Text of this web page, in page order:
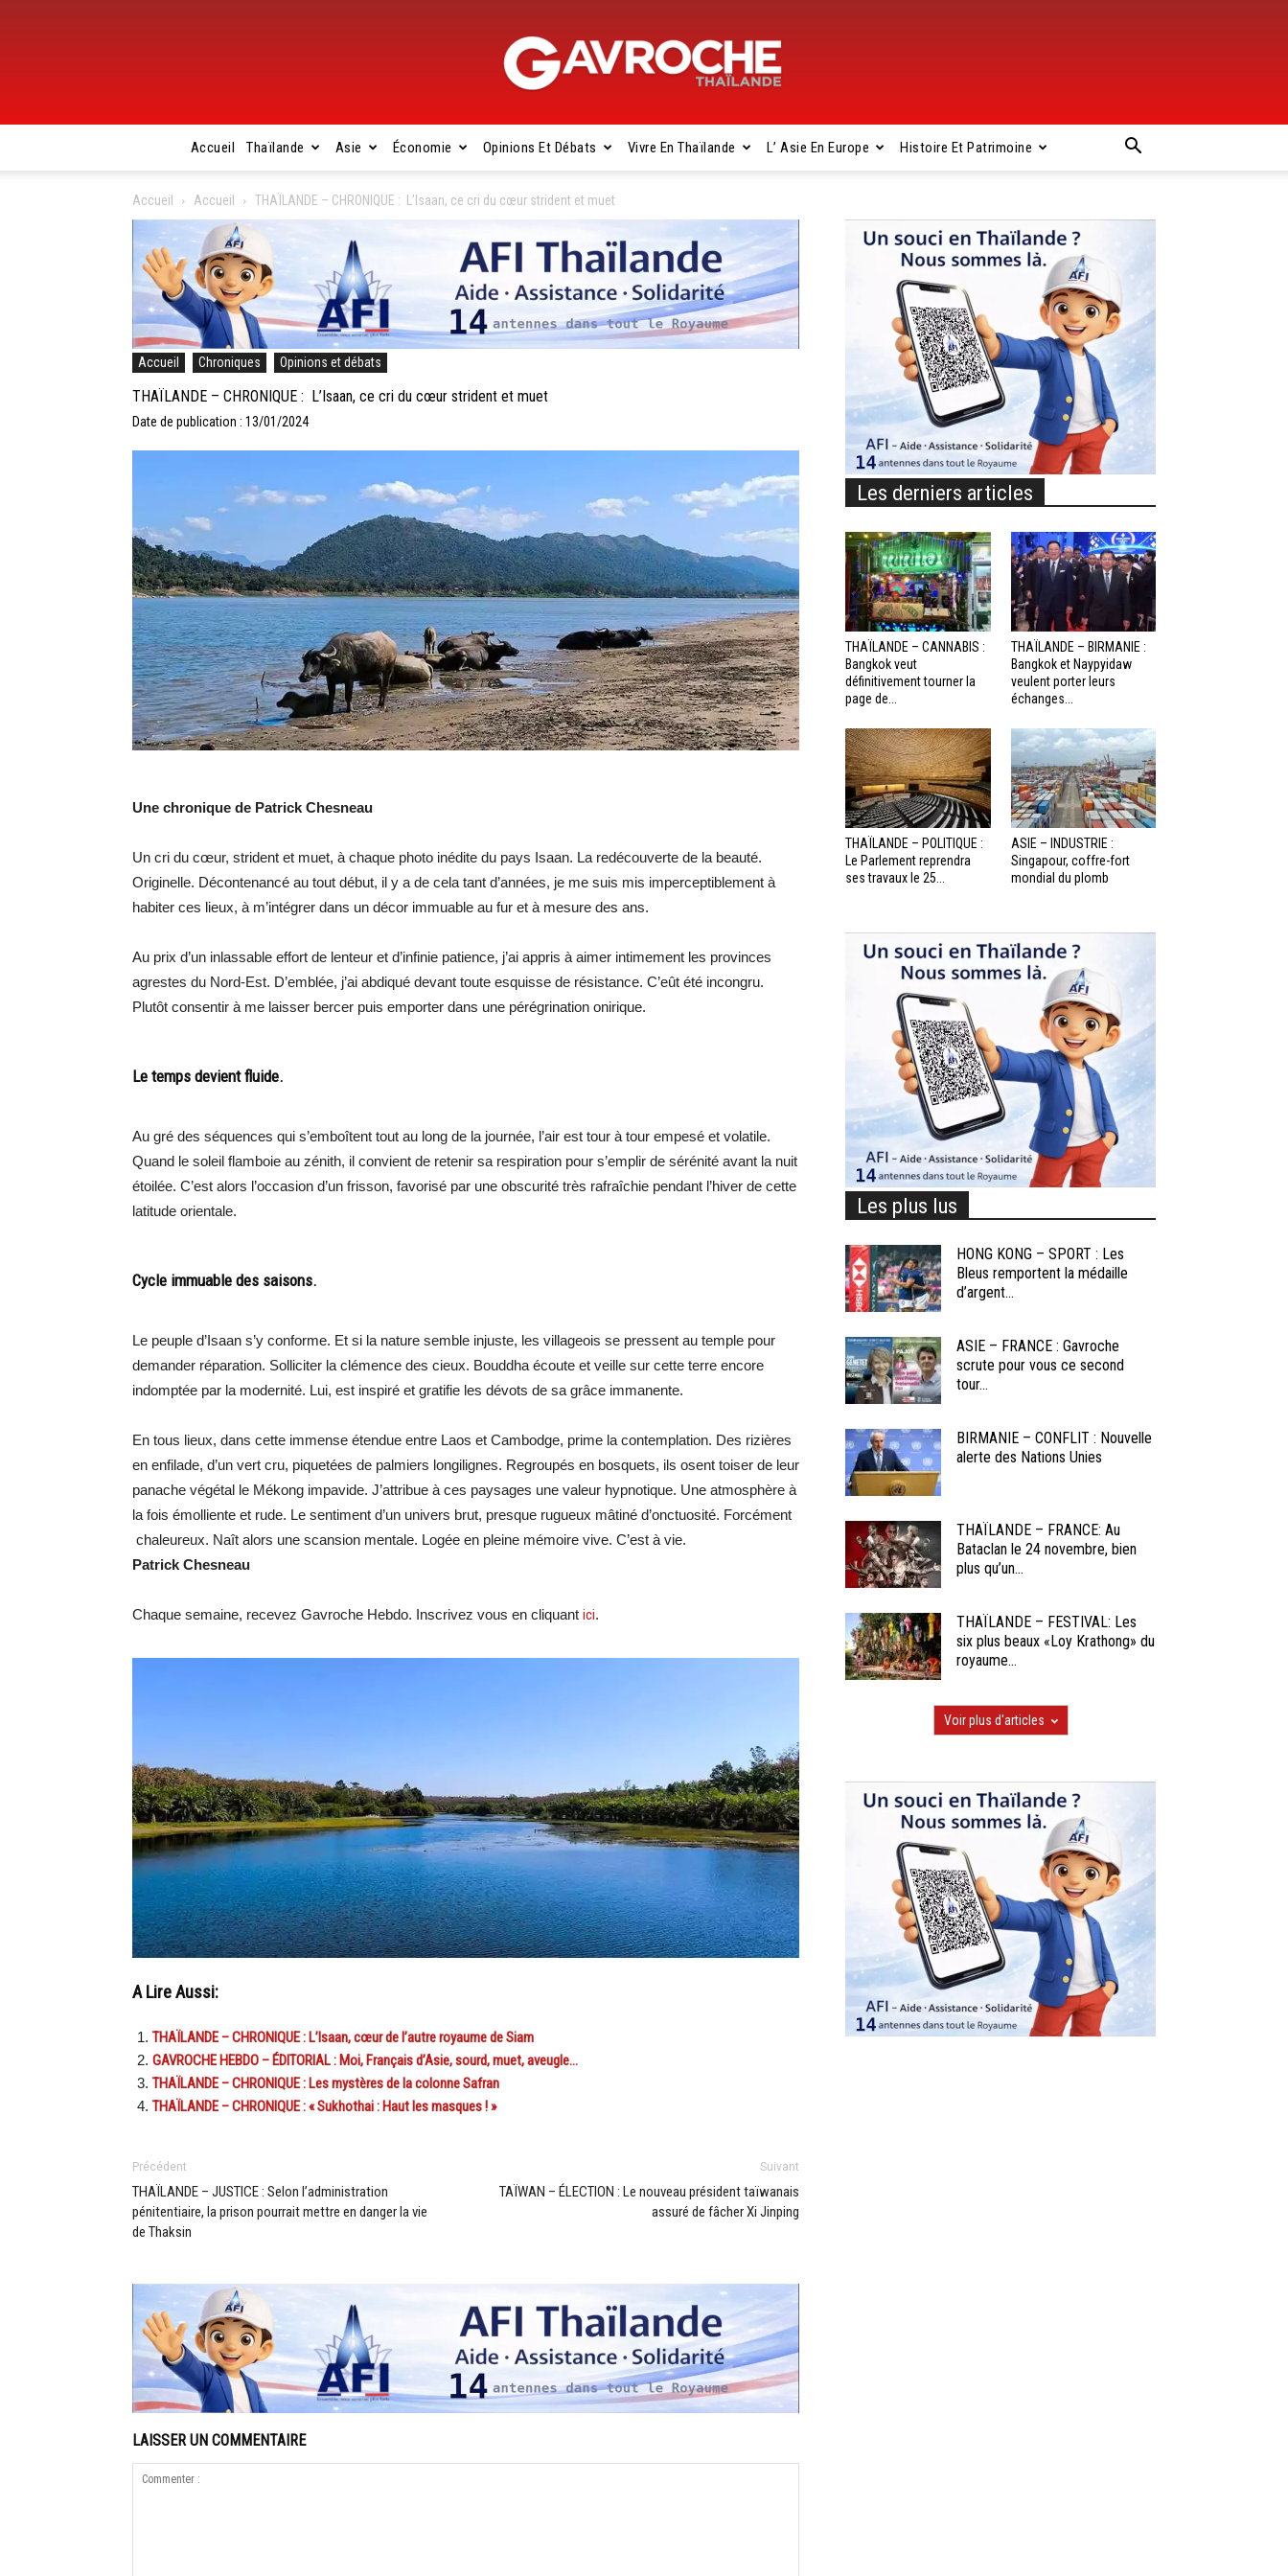
Gavroche
Thaïlande
Accueil Thaïlande Asie Économie Opinions Et Débats Vivre En Thaïlande L’ Asie En Europe Histoire Et Patrimoine
Accueil Accueil THAÏLANDE – CHRONIQUE : L’Isaan, ce cri du cœur strident et muet
Accueil Chroniques Opinions et débats
THAÏLANDE – CHRONIQUE : L’Isaan, ce cri du cœur strident et muet
Date de publication : 13/01/2024
Une chronique de Patrick Chesneau
Un cri du cœur, strident et muet, à chaque photo inédite du pays Isaan. La redécouverte de la beauté.
Originelle. Décontenancé au tout début, il y a de cela tant d’années, je me suis mis imperceptiblement à
habiter ces lieux, à m’intégrer dans un décor immuable au fur et à mesure des ans.
Au prix d’un inlassable effort de lenteur et d’infinie patience, j’ai appris à aimer intimement les provinces
agrestes du Nord-Est. D’emblée, j’ai abdiqué devant toute esquisse de résistance. C’eût été incongru.
Plutôt consentir à me laisser bercer puis emporter dans une pérégrination onirique.
Le temps devient fluide.
Au gré des séquences qui s’emboîtent tout au long de la journée, l’air est tour à tour empesé et volatile.
Quand le soleil flamboie au zénith, il convient de retenir sa respiration pour s’emplir de sérénité avant la nuit
étoilée. C’est alors l’occasion d’un frisson, favorisé par une obscurité très rafraîchie pendant l’hiver de cette
latitude orientale.
Cycle immuable des saisons.
Le peuple d’Isaan s’y conforme. Et si la nature semble injuste, les villageois se pressent au temple pour
demander réparation. Solliciter la clémence des cieux. Bouddha écoute et veille sur cette terre encore
indomptée par la modernité. Lui, est inspiré et gratifie les dévots de sa grâce immanente.
En tous lieux, dans cette immense étendue entre Laos et Cambodge, prime la contemplation. Des rizières
en enfilade, d’un vert cru, piquetées de palmiers longilignes. Regroupés en bosquets, ils osent toiser de leur
panache végétal le Mékong impavide. J’attribue à ces paysages une valeur hypnotique. Une atmosphère à
la fois émolliente et rude. Le sentiment d’un univers brut, presque rugueux mâtiné d’onctuosité. Forcément
chaleureux. Naît alors une scansion mentale. Logée en pleine mémoire vive. C’est à vie.
Patrick Chesneau
Chaque semaine, recevez Gavroche Hebdo. Inscrivez vous en cliquant ici.
A Lire Aussi:
THAÏLANDE – CHRONIQUE : L’Isaan, cœur de l’autre royaume de Siam
GAVROCHE HEBDO – ÉDITORIAL : Moi, Français d’Asie, sourd, muet, aveugle…
THAÏLANDE – CHRONIQUE : Les mystères de la colonne Safran
THAÏLANDE – CHRONIQUE : « Sukhothai : Haut les masques ! »
Précédent
THAÏLANDE – JUSTICE : Selon l’administration
pénitentiaire, la prison pourrait mettre en danger la vie
de Thaksin
Suivant
TAÏWAN – ÉLECTION : Le nouveau président taïwanais
assuré de fâcher Xi Jinping
LAISSER UN COMMENTAIRE
Les derniers articles
THAÏLANDE – CANNABIS :
Bangkok veut
définitivement tourner la
page de...
THAÏLANDE – BIRMANIE :
Bangkok et Naypyidaw
veulent porter leurs
échanges...
THAÏLANDE – POLITIQUE :
Le Parlement reprendra
ses travaux le 25...
ASIE – INDUSTRIE :
Singapour, coffre-fort
mondial du plomb
Les plus lus
HONG KONG – SPORT : Les
Bleus remportent la médaille
d’argent...
ASIE – FRANCE : Gavroche
scrute pour vous ce second
tour...
BIRMANIE – CONFLIT : Nouvelle
alerte des Nations Unies
THAÏLANDE – FRANCE: Au
Bataclan le 24 novembre, bien
plus qu’un...
THAÏLANDE – FESTIVAL: Les
six plus beaux «Loy Krathong» du
royaume...
Voir plus d'articles